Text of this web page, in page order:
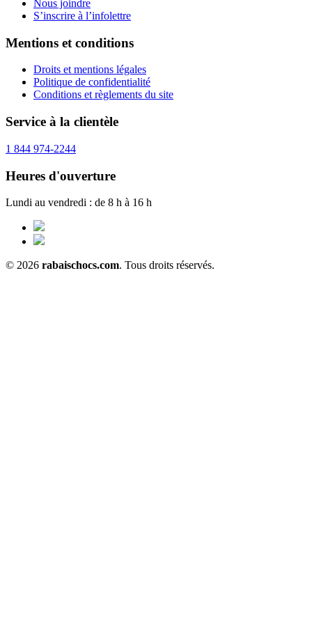
Nous joindre
S’inscrire à l’infolettre
Mentions et conditions
Droits et mentions légales
Politique de confidentialité
Conditions et règlements du site
Service à la clientèle
1 844 974-2244
Heures d'ouverture
Lundi au vendredi : de 8 h à 16 h
© 2026 rabaischocs.com. Tous droits réservés.